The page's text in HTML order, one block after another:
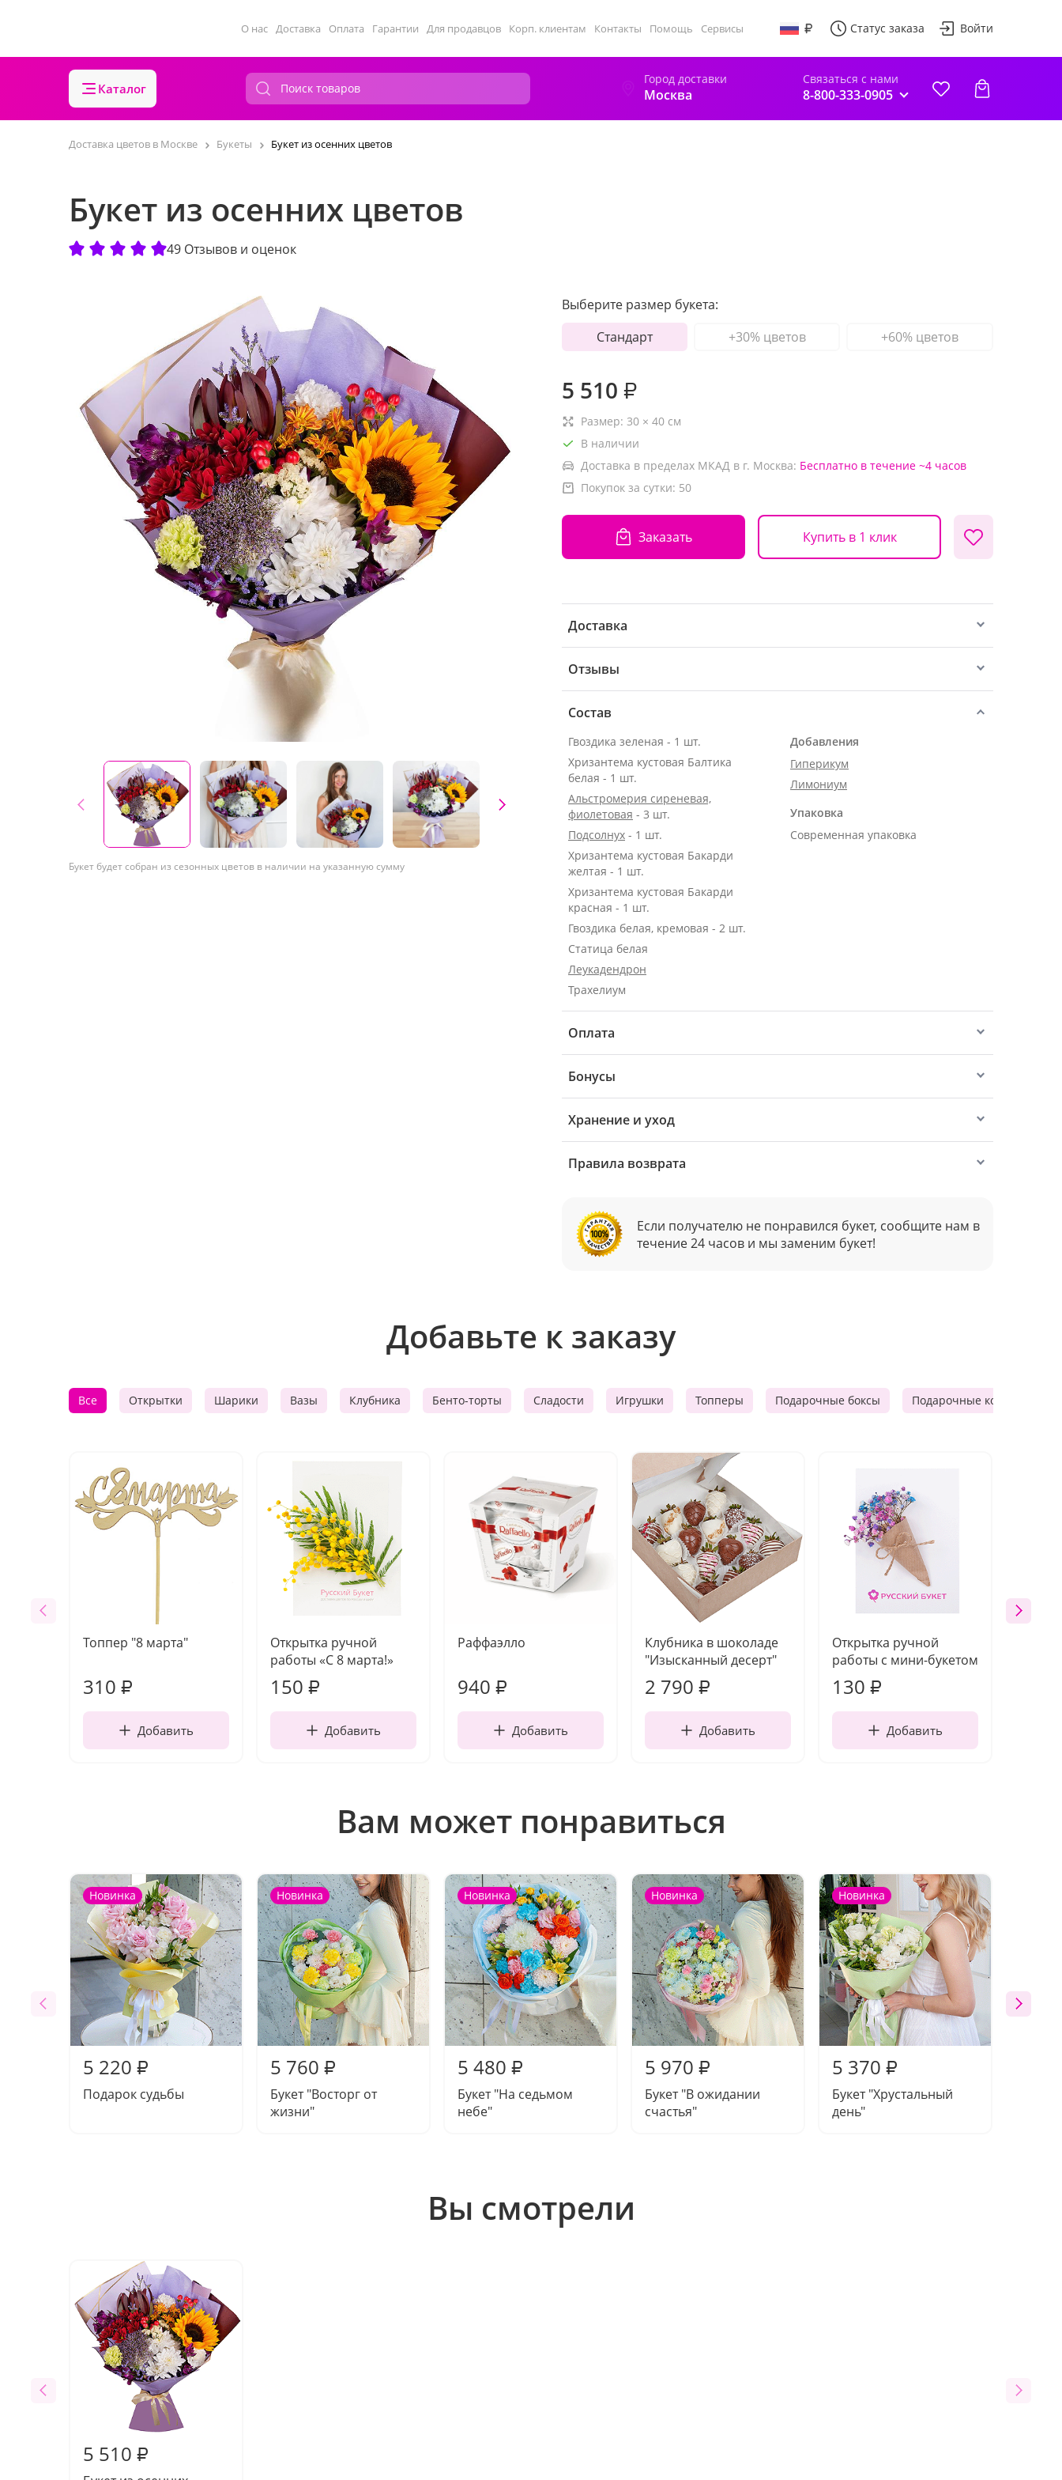
О нас Доставка Оплата Гарантии Для продавцов Корп. клиентам Контакты Помощь Сервисы Статус заказа Войти
Каталог
Город доставки
Москва
Связаться с нами
8-800-333-0905
Доставка цветов в Москве Букеты Букет из осенних цветов
Букет из осенних цветов
49 Отзывов и оценок
Букет будет собран из сезонных цветов в наличии на указанную сумму
Выберите размер букета:
Стандарт
+30% цветов +60% цветов
5 510 ₽
Размер: 30 × 40 см
В наличии
Доставка в пределах МКАД в г. Москва: Бесплатно в течение ~4 часов
Покупок за сутки: 50
Заказать Купить в 1 клик
Доставка
Отзывы
Состав
Гвоздика зеленая - 1 шт.
Хризантема кустовая Балтика
белая - 1 шт.
Альстромерия сиреневая,
фиолетовая - 3 шт.
Подсолнух - 1 шт.
Хризантема кустовая Бакарди
желтая - 1 шт.
Хризантема кустовая Бакарди
красная - 1 шт.
Гвоздика белая, кремовая - 2 шт.
Статица белая
Леукадендрон
Трахелиум
Добавления
Гиперикум
Лимониум
Упаковка
Современная упаковка
Оплата
Бонусы
Хранение и уход
Правила возврата
Если получателю не понравился букет, сообщите нам в
течение 24 часов и мы заменим букет!
Добавьте к заказу
Все Открытки Шарики Вазы Клубника Бенто-торты Сладости Игрушки Топперы Подарочные боксы Подарочные корзины
Топпер "8 марта"
310 ₽
Добавить
Открытка ручной
работы «С 8 марта!»
150 ₽
Добавить
Раффаэлло
940 ₽
Добавить
Клубника в шоколаде
"Изысканный десерт"
2 790 ₽
Добавить
Открытка ручной
работы с мини-букетом
130 ₽
Добавить
Вам может понравиться
Новинка
5 220 ₽
Подарок судьбы
Новинка
5 760 ₽
Букет "Восторг от
жизни"
Новинка
5 480 ₽
Букет "На седьмом
небе"
Новинка
5 970 ₽
Букет "В ожидании
счастья"
Новинка
5 370 ₽
Букет "Хрустальный
день"
Вы смотрели
5 510 ₽